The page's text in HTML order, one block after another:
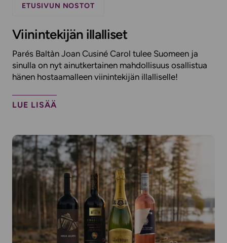
ETUSIVUN NOSTOT
Viinintekijän illalliset
Parés Baltàn Joan Cusiné Carol tulee Suomeen ja
sinulla on nyt ainutkertainen mahdollisuus osallistua
hänen hostaamalleen viinintekijän illalliselle!​
LUE LISÄÄ